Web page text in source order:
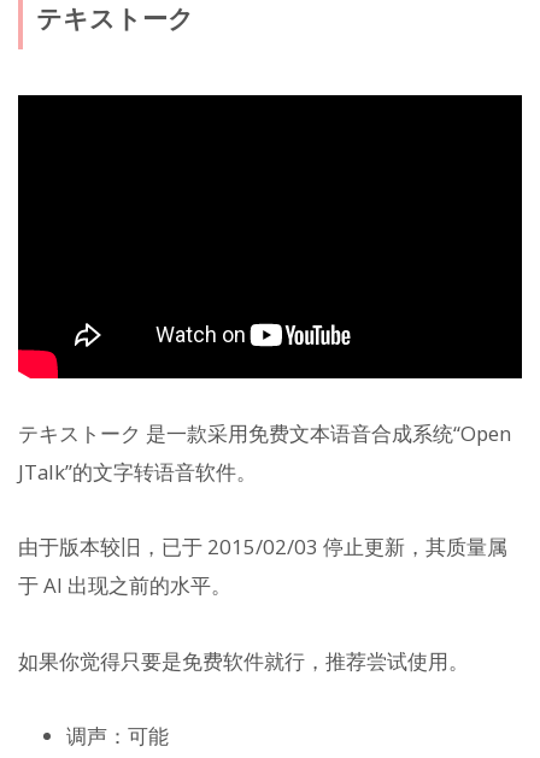
テキストーク
テキストーク 是一款采用免费文本语音合成系统“Open
JTalk”的文字转语音软件。
由于版本较旧，已于 2015/02/03 停止更新，其质量属
于 AI 出现之前的水平。
如果你觉得只要是免费软件就行，推荐尝试使用。
调声：可能